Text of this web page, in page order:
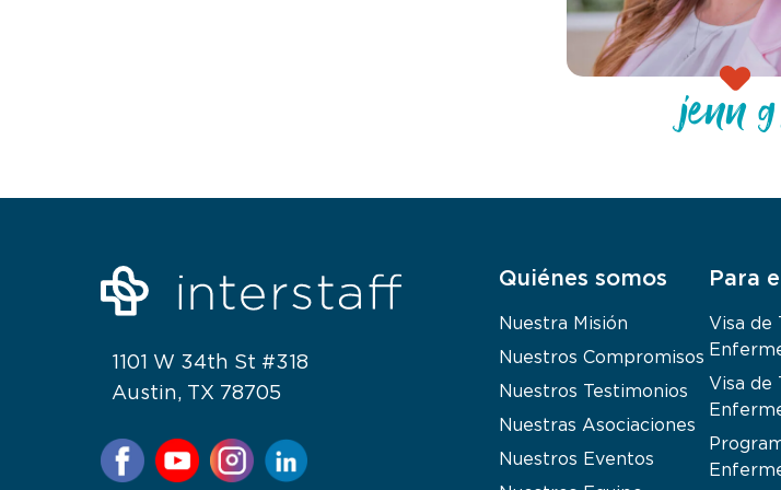
jenn
1101 W 34th St #318
Austin, TX 78705
Quiénes somos
Nuestra Misión
Nuestros Compromisos
Nuestros Testimonios
Nuestras Asociaciones
Nuestros Eventos
Para
Visa de
Visa de